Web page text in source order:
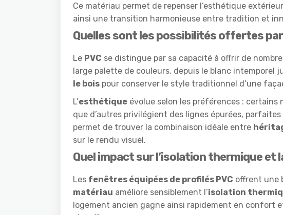
Ce matériau permet de repenser l’esthétique
ainsi une transition harmonieuse entre tradition et
Quelles sont les possibilités offertes par
Le PVC se distingue par sa capacité à offrir de
large palette de couleurs, depuis le blanc intemporel
le bois pour conserver le style traditionnel d’une
L’esthétique évolue selon les préférences : certains
que d’autres privilégient des lignes épurées,
permet de trouver la combinaison idéale entre
sur le rendu visuel.
Quel impact sur l’isolation thermique
Les fenêtres équipées de profilés PVC offrent une
matériau améliore sensiblement l’isolation
logement ancien gagne ainsi rapidement en confort